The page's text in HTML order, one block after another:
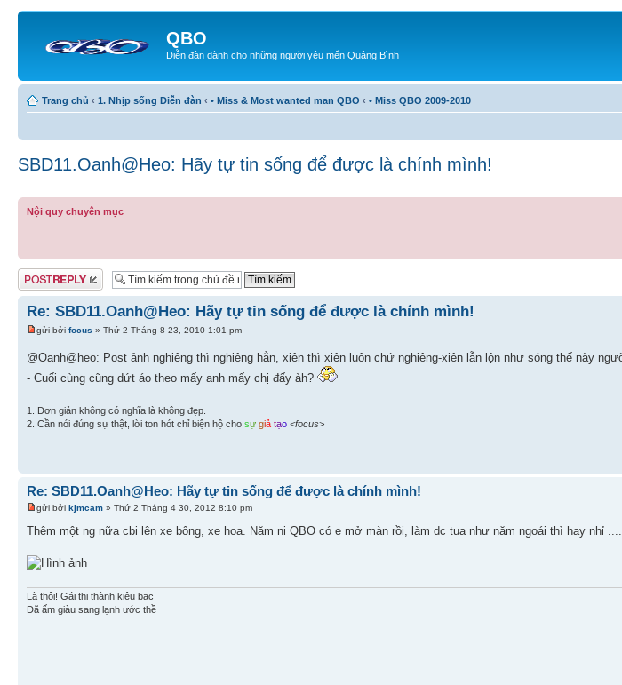
QBO
Diễn đàn dành cho những người yêu mến Quảng Bình
Trang chủ ‹ 1. Nhịp sống Diễn đàn ‹ • Miss & Most wanted man QBO ‹ • Miss QBO 2009-2010
SBD11.Oanh@Heo: Hãy tự tin sống để được là chính mình!
Nội quy chuyên mục
Gửi bài trả lời
Re: SBD11.Oanh@Heo: Hãy tự tin sống để được là chính mình!
gửi bởi focus » Thứ 2 Tháng 8 23, 2010 1:01 pm
@Oanh@heo: Post ảnh nghiêng thì nghiêng hẳn, xiên thì xiên luôn chứ nghiêng-xiên lẫn lộn như sóng thế này
- Cuối cùng cũng dứt áo theo mấy anh mấy chị đấy àh?
1. Đơn giản không có nghĩa là không đẹp.
2. Cần nói đúng sự thật, lời ton hót chỉ biện hộ cho sự giả tạo <focus>
Re: SBD11.Oanh@Heo: Hãy tự tin sống để được là chính mình!
gửi bởi kjmcam » Thứ 2 Tháng 4 30, 2012 8:10 pm
Thêm một ng nữa cbi lên xe bông, xe hoa. Năm ni QBO có e mở màn rồi, làm dc tua như năm ngoái thì hay nhỉ
Là thôi! Gái thị thành kiêu bạc
Đã ấm giàu sang lạnh ước thề